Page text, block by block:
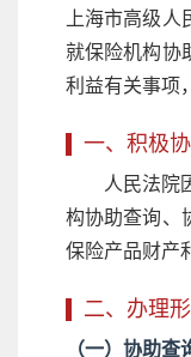
上海市高级人
就保险机构协
利益有关事项
一、积极
人民法院
构协助查询、
保险产品财产
二、办理
（一）协助查